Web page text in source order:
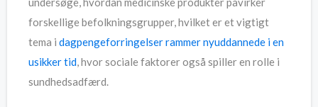
forskellige befolkningsgrupper, hvilket er et vigtigt
tema i dagpengeforringelser rammer nyuddannede i en
usikker tid, hvor sociale faktorer også spiller en rolle i
sundhedsadfærd.